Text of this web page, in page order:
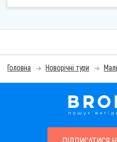
Головна Новорічні тури